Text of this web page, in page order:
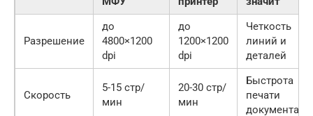
Разрешение
до
4800×1200
dpi
до
1200×1200
dpi
Четкость
линий и
деталей
Скорость
5-15 стр/
мин
20-30 стр/
мин
Быстрота
печати
документа